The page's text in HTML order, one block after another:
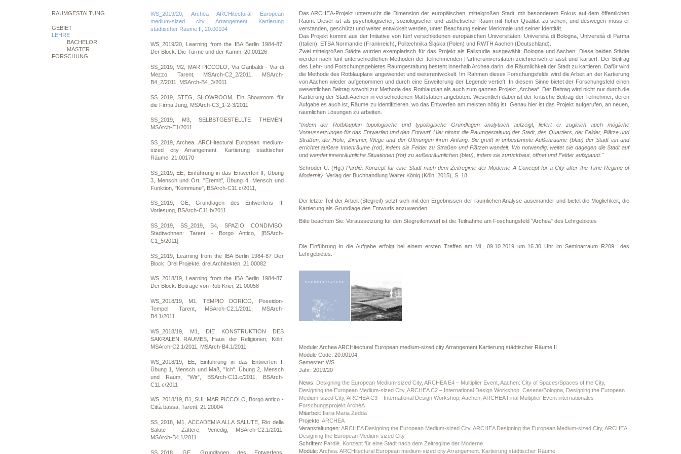
RAUMGESTALTUNG
GEBIET
LEHRE
BACHELOR
MASTER
FORSCHUNG
WS_2019/20, Archea ARCHitectural European
medium-sized city Arrangement Kartierung
städtischer Räume II, 20.00104
WS_2019/20, Learning from the IBA Berlin 1984-87.
Der Block. Die Türme und der Kamm, 20.00126
SS_2019, M2, MAR PICCOLO, Via Garibaldi - Via di
Mezzo, Tarent, MSArch-C2_2/2011, MSArch-
B4_2/2011, MSArch-B4_3/2011
SS_2019, STEG, SHOWROOM, Ein Showroom für
die Firma Jung, MSArch-C3_1-2-3/2011
SS_2019, M3, SELBSTGESTELLTE THEMEN,
MSArch-E1/2011
SS_2019, Archea. ARCHitectural European medium-
sized city Arrangement. Kartierung städtischer
Räume, 21.00170
SS_2019, EE, Einführung in das Entwerfen II, Übung
3, Mensch und Ort, "Eremit", Übung 4, Mensch und
Funktion, "Kommune", BSArch-C11.c/2011,
SS_2019, GE, Grundlagen des Entwerfens II,
Vorlesung, BSArch-C11.b/2011
SS_2019, SS_2019, B4, SPAZIO CONDIVISO,
Stadtwohnen: Tarent - Borgo Antico, [BSArch-
C1_5/2011]
SS_2019, Learning from the IBA Berlin 1984-87 Der
Block. Drei Projekte, drei Architekten, 21.00082
WS_2018/19, Learning from the IBA Berlin 1984-87.
Der Block. Beiträge von Rob Krier, 21.00058
WS_2018/19, M1, TEMPIO DORICO, Poseidon-
Tempel, Tarent, MSArch-C2.1/2011, MSArch-
B4.1/2011
WS_2018/19, M1, DIE KONSTRUKTION DES
SAKRALEN RAUMES, Haus der Religionen, Köln,
MSArch-C2.1/2011, MSArch-B4.1/2011
WS_2018/19, EE, Einführung in das Entwerfen I,
Übung 1, Mensch und Maß, "Ich", Übung 2, Mensch
und Raum, "Wir", BSArch-C11.c/2011, BSArch-
C11.c/2011
WS_2018/19, B1, SUL MAR PICCOLO, Borgo antico -
Città bassa, Tarent, 21.20004
SS_2018, M1, ACCADEMIA ALLA SALUTE, Rio della
Salute - Zattere, Venedig, MSArch-C2.1/2011,
MSArch-B4.1/2011
SS_2018, GE, Grundlagen des Entwerfens,
Das ARCHEA-Projekt untersucht die Dimension der europäischen, mittelgroßen Stadt, mit besonderem Fokus auf dem öffentlichen
Raum. Dieser ist als psychologischer, soziologischer und ästhetischer Raum mit hoher Qualität zu sehen, und deswegen muss er
verstanden, geschützt und weiter entwickelt werden, unter Beachtung seiner Merkmale und seiner Identität.
Das Projekt kommt aus der Initiative von fünf verschiedenen europäischen Universitäten: Università di Bologna, Università di Parma
(Italien), ETSA Normandie (Frankreich), Politechnika Śląska (Polen) und RWTH Aachen (Deutschland).
Zwei mittelgroßen Städte wurden exemplarisch für das Projekt als Fallstudie ausgewählt: Bologna und Aachen. Diese beiden Städte
werden nach fünf unterschiedlichen Methoden der teilnehmenden Partneruniversitäten zeichnerisch erfasst und kartiert. Der Beitrag
des Lehr- und Forschungsgebietes Raumgestaltung besteht innerhalb Archea darin, die Räumlichkeit der Stadt zu kartieren. Dafür wird
die Methode des Rotblauplans angewendet und weiterentwickelt. Im Rahmen dieses Forschungsfelds wird die Arbeit an der Kartierung
von Aachen wieder aufgenommen und durch eine Erweiterung der Legende vertieft. In diesem Sinne bietet der Forschungsfeld einen
wesentlichen Beitrag sowohl zur Methode des Rotblauplan als auch zum ganzen Projekt „Archea“. Der Beitrag wird nicht nur durch die
Kartierung der Stadt Aachen in verschiedenen Maßstäben angeboten. Wesentlich dabei ist der kritische Beitrag der Teilnehmer, deren
Aufgabe es auch ist, Räume zu identifizieren, wo das Entwerfen am meisten nötig ist. Genau hier ist das Projekt aufgerufen, an neuen,
räumlichen Lösungen zu arbeiten.
"Indem der Rotblauplan topologische und typologische Grundlagen analytisch aufzeigt, liefert er zugleich auch mögliche
Voraussetzungen für das Entwerfen und den Entwurf. Hier nimmt die Raumgestaltung der Stadt, des Quartiers, der Felder, Plätze und
Straßen, der Höfe, Zimmer, Wege und der Öffnungen ihren Anfang. Sie greift in unbestimmte Außenräume (blau) der Stadt ein und
errichtet äußere Innenräume (rot), indem sie Felder zu Straßen und Plätzen wandelt. Wo notwendig, weitet sie dagegen die Stadt auf
und wendet innenräumliche Situationen (rot) zu außenräumlichen (blau), indem sie zurückbaut, öffnet und Felder aufspannt."
Schröder U. (Hg.) Pardié. Konzept für eine Stadt nach dem Zeitregime der Moderne A Concept for a City after the Time Regime of
Modernity, Verlag der Buchhandlung Walter König (Köln, 2015), S. 18
Der letzte Teil der Arbeit (Stegreif) setzt sich mit den Ergebnissen der räumlichen Analyse auseinander und bietet die Möglichkeit, die
Kartierung als Grundlage des Entwurfs anzuwenden.
Bitte beachten Sie: Voraussetzung für den Stegreifentwurf ist die Teilnahme am Foschungsfeld "Archea" des Lehrgebietes
Die Einführung in die Aufgabe erfolgt bei einem ersten Treffen am Mi., 09.10.2019 um 16.30 Uhr im Seminarraum R209 des
Lehrgebietes.
Module: Archea ARCHitectural European medium-sized city Arrangement Kartierung städtischer Räume II
Module Code: 20.00104
Semester: WS
Jahr: 2019/20
News: Designing the European Medium-sized City, ARCHEA E4 – Multiplier Event, Aachen: City of Spaces/Spaces of the City,
Designing the European Medium-sized City, ARCHEA C2 – International Design Workshop, Cesena/Bologna, Designing the European
Medium-sized City, ARCHEA C3 – International Design Workshop, Aachen, ARCHEA Final Multiplier Event internationales
Forschungsprojekt ArchéA
Mitarbeit: Ilaria Maria Zedda
Projekte: ARCHEA
Veranstaltungen: ARCHEA Designing the European Medium-sized City, ARCHEA Designing the European Medium-sized City, ARCHEA
Designing the European Medium-sized City
Schriften: Pardié. Konzept für eine Stadt nach dem Zeitregime der Moderne
Module: Archea. ARCHitectural European medium-sized city Arrangement. Kartierung städtischer Räume